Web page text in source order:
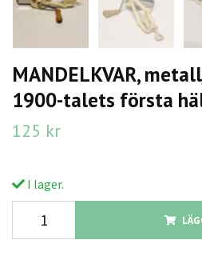
MANDELKVAR,
1900-talets första
125 kr
I lager.